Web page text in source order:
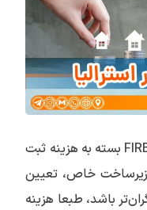
همانطور که اشاره شد، دریافت تاییدیه FIRB بسته به هزینه ثبت
خاص، تعیین
باشد، طبعا هزینه